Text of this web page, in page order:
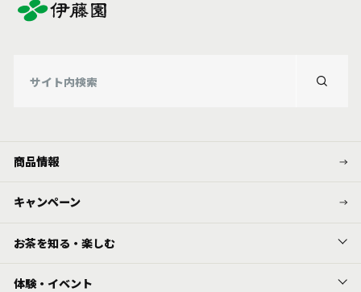
商品情報
キャンペーン
お茶を知る・楽しむ
体験・イベント